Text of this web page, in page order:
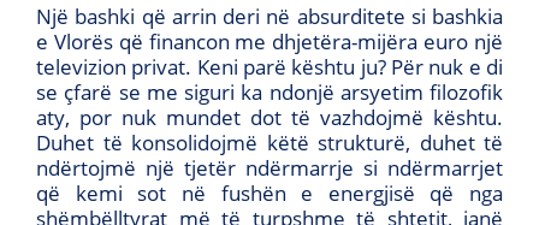
Një bashki që arrin deri në absurditete si bashkia
e Vlorës që financon me dhjetëra-mijëra euro një
televizion privat. Keni parë kështu ju? Për nuk e di
se çfarë se me siguri ka ndonjë arsyetim filozofik
aty, por nuk mundet dot të vazhdojmë kështu.
Duhet të konsolidojmë këtë strukturë, duhet të
ndërtojmë një tjetër ndërmarrje si ndërmarrjet
që kemi sot në fushën e energjisë që nga
shëmbëlltyrat më të turpshme të shtetit, janë